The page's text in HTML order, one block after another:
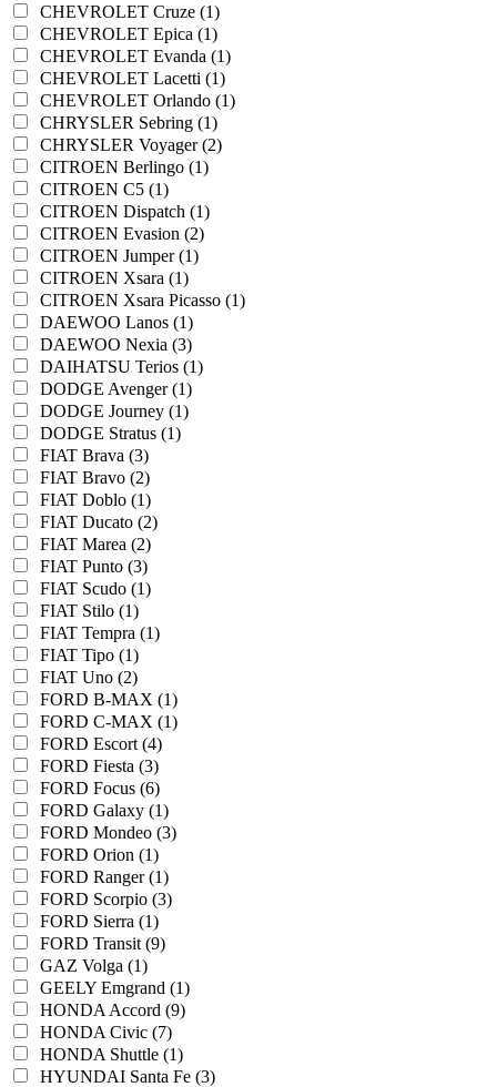
CHEVROLET Cruze (1)
CHEVROLET Epica (1)
CHEVROLET Evanda (1)
CHEVROLET Lacetti (1)
CHEVROLET Orlando (1)
CHRYSLER Sebring (1)
CHRYSLER Voyager (2)
CITROEN Berlingo (1)
CITROEN C5 (1)
CITROEN Dispatch (1)
CITROEN Evasion (2)
CITROEN Jumper (1)
CITROEN Xsara (1)
CITROEN Xsara Picasso (1)
DAEWOO Lanos (1)
DAEWOO Nexia (3)
DAIHATSU Terios (1)
DODGE Avenger (1)
DODGE Journey (1)
DODGE Stratus (1)
FIAT Brava (3)
FIAT Bravo (2)
FIAT Doblo (1)
FIAT Ducato (2)
FIAT Marea (2)
FIAT Punto (3)
FIAT Scudo (1)
FIAT Stilo (1)
FIAT Tempra (1)
FIAT Tipo (1)
FIAT Uno (2)
FORD B-MAX (1)
FORD C-MAX (1)
FORD Escort (4)
FORD Fiesta (3)
FORD Focus (6)
FORD Galaxy (1)
FORD Mondeo (3)
FORD Orion (1)
FORD Ranger (1)
FORD Scorpio (3)
FORD Sierra (1)
FORD Transit (9)
GAZ Volga (1)
GEELY Emgrand (1)
HONDA Accord (9)
HONDA Civic (7)
HONDA Shuttle (1)
HYUNDAI Santa Fe (3)